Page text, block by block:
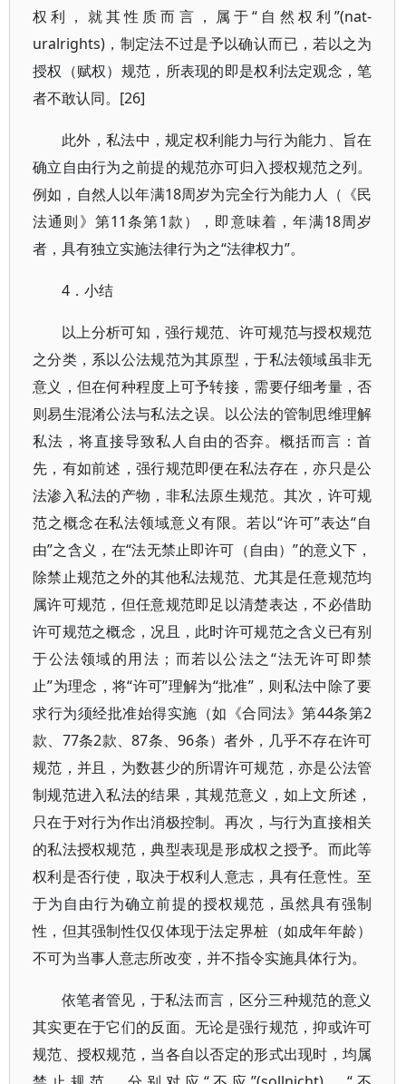
权利，就其性质而言，属于“自然权利”(nat-
uralrights)，制定法不过是予以确认而已，若以之为
授权（赋权）规范，所表现的即是权利法定观念，笔
者不敢认同。[26]
此外，私法中，规定权利能力与行为能力、旨在
确立自由行为之前提的规范亦可归入授权规范之列。
例如，自然人以年满18周岁为完全行为能力人（《民
法通则》第11条第1款），即意味着，年满18周岁
者，具有独立实施法律行为之“法律权力”。
4．小结
以上分析可知，强行规范、许可规范与授权规范
之分类，系以公法规范为其原型，于私法领域虽非无
意义，但在何种程度上可予转接，需要仔细考量，否
则易生混淆公法与私法之误。以公法的管制思维理解
私法，将直接导致私人自由的否弃。概括而言：首
先，有如前述，强行规范即便在私法存在，亦只是公
法渗入私法的产物，非私法原生规范。其次，许可规
范之概念在私法领域意义有限。若以“许可”表达“自
由”之含义，在“法无禁止即许可（自由）”的意义下，
除禁止规范之外的其他私法规范、尤其是任意规范均
属许可规范，但任意规范即足以清楚表达，不必借助
许可规范之概念，况且，此时许可规范之含义已有别
于公法领域的用法；而若以公法之“法无许可即禁
止”为理念，将“许可”理解为“批准”，则私法中除了要
求行为须经批准始得实施（如《合同法》第44条第2
款、77条2款、87条、96条）者外，几乎不存在许可
规范，并且，为数甚少的所谓许可规范，亦是公法管
制规范进入私法的结果，其规范意义，如上文所述，
只在于对行为作出消极控制。再次，与行为直接相关
的私法授权规范，典型表现是形成权之授予。而此等
权利是否行使，取决于权利人意志，具有任意性。至
于为自由行为确立前提的授权规范，虽然具有强制
性，但其强制性仅仅体现于法定界桩（如成年年龄）
不可为当事人意志所改变，并不指令实施具体行为。
依笔者管见，于私法而言，区分三种规范的意义
其实更在于它们的反面。无论是强行规范，抑或许可
规范、授权规范，当各自以否定的形式出现时，均属